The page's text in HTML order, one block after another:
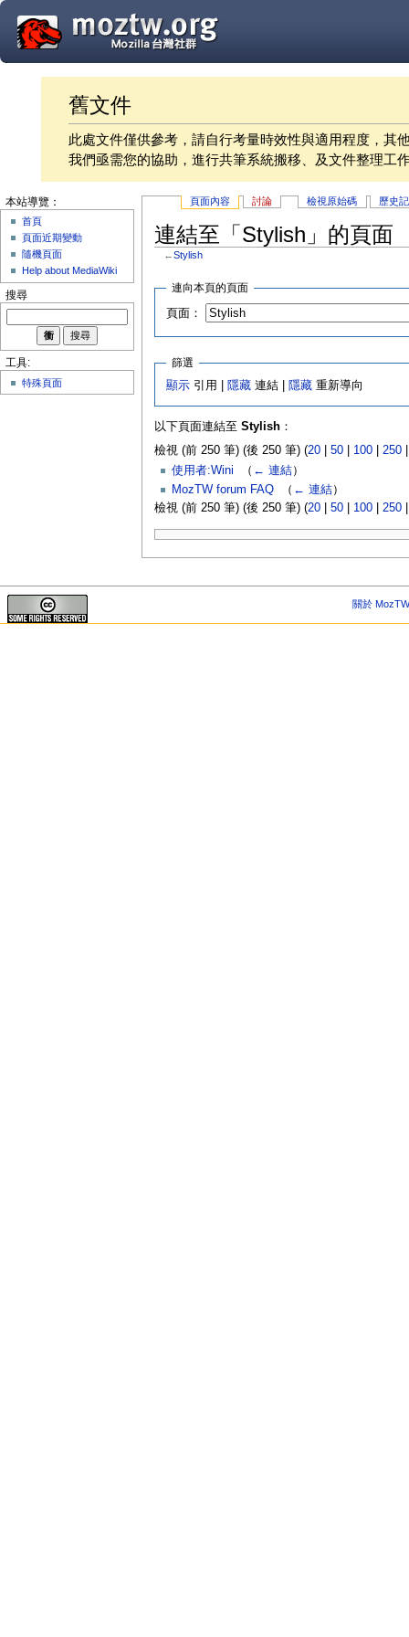
舊文件
此處文件僅供參考，請自行考量時效性與適用程度，其
我們亟需您的協助，進行共筆系統搬移、及文件整理工
頁面內容 討論 檢視原始碼 歷史
連結至「Stylish」的頁面
←Stylish
連向本頁的頁面
頁面：
篩選
顯示 引用 | 隱藏 連結 | 隱藏 重新導向
以下頁面連結至 Stylish：
檢視 (前 250 筆) (後 250 筆) (20| 50| 100| 250
使用者:Wini
（ ← 連結）
MozTW forum FAQ‎ （ ← 連結）
檢視 (前 250 筆) (後 250 筆) (20| 50| 100| 250
本站導覽：
首頁
頁面近期變動
隨機頁面
Help about MediaWiki
搜尋
工具:
特殊頁面
關於